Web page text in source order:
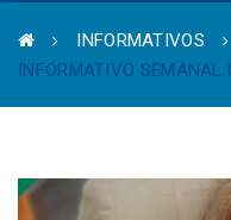
INFORMATIVOS
INFORMATIVO SEMANAL